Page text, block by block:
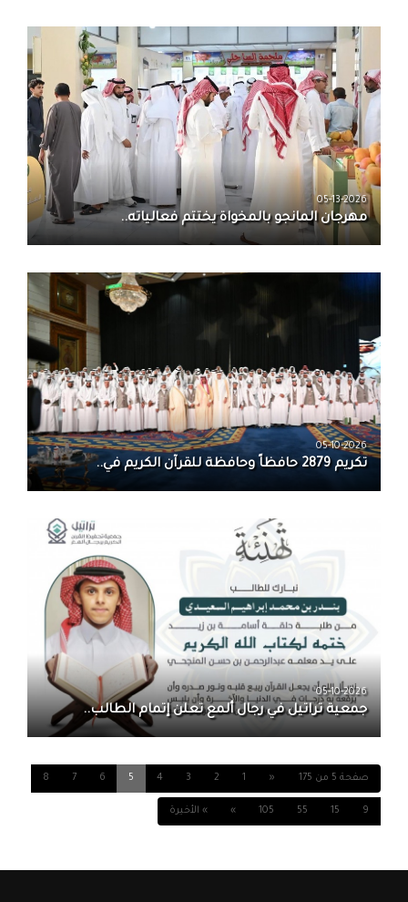
05-13-2026
مهرجان المانجو بالمخواة يختتم فعالياته..
05-10-2026
تكريم 2879 حافظاً وحافظة للقرآن الكريم في..
05-10-2026
جمعية تراتيل في رجال ألمع تعلن إتمام الطالب..
صفحة 5 من 175 «
1
2
3
4
5
6
7
8
9
15
55
105
» » الأخيرة